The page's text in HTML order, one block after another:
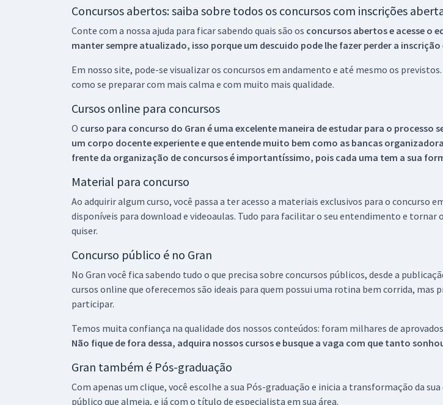
Concursos abertos: saiba sobre todos os concursos com inscrições
Conte com a nossa ajuda para ficar sabendo quais são os concursos abertos e acesse o
manter sempre atualizado, isso porque um descuido pode lhe fazer perder a
Em nosso site, pode-se visualizar os concursos em andamento e até mesmo os
como se preparar com mais calma e com muito mais qualidade.
Cursos online para concursos
O curso para concurso do Gran é uma excelente maneira de estudar para o
um corpo docente experiente e que entende muito bem como as bancas
frente da organização de concursos é importantíssimo, pois cada uma tem a sua
Material para concurso
Ao adquirir algum curso, você passa a ter acesso a materiais exclusivos para o
disponíveis para download e videoaulas. Tudo para facilitar o seu entendimento e tornar
quiser.
Concurso público é no Gran
No Gran você fica sabendo tudo o que precisa sobre concursos públicos, desde a
cursos online que oferecemos são ideais para quem possui uma rotina bem corrida, mas
participar.
Temos muita confiança na qualidade dos nossos conteúdos: foram milhares de
Não fique de fora dessa, adquira nossos cursos e busque a vaga com que tanto
Gran também é Pós-graduação
Com apenas um clique, você escolhe a sua Pós-graduação e inicia a transformação da
público que almeja, e já com o título de especialista em sua área.